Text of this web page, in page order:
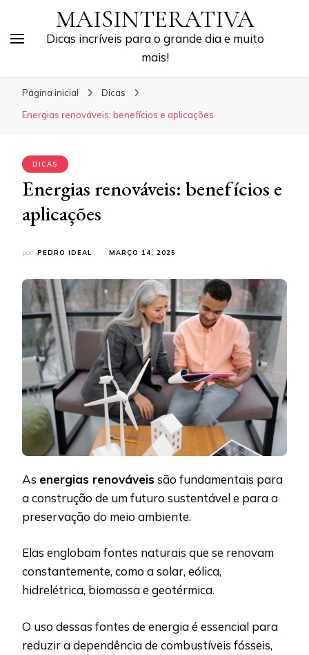
MAISINTERATIVA
Dicas incríveis para o grande dia e muito
mais!
Página inicial
Dicas
Energias renováveis: benefícios e aplicações
DICAS
Energias renováveis: benefícios e
aplicações
por PEDRO IDEAL MARÇO 14, 2025
As energias renováveissão fundamentais para
a construção de um futuro sustentável e para a
preservação do meio ambiente.
Elas englobam fontes naturais que se renovam
constantemente, como a solar, eólica,
hidrelétrica, biomassa e geotérmica.
O uso dessas fontes de energia é essencial para
reduzir a dependência de combustíveis fósseis,